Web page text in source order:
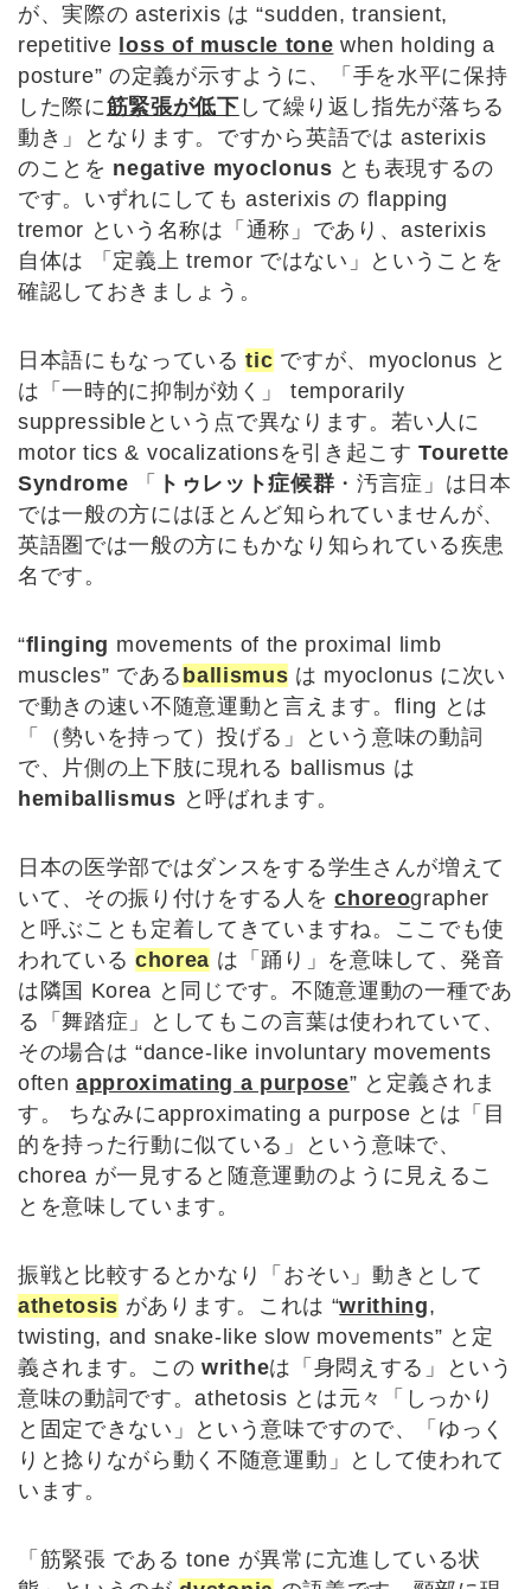
が、実際の asterixis は “sudden, transient,
repetitive loss of muscle tone when holding a
posture” の定義が示すように、「手を水平に保持
した際に筋緊張が低下 して繰り返し指先が落ちる
動き」となります。ですから英語では asterixis
のことを negative myoclonus とも表現するの
です。いずれにしても asterixis の flapping
tremor という名称は「通称」であり、asterixis
自体は 「定義上 tremor ではない」ということを
確認しておきましょう。
日本語にもなっているtic ですが、myoclonus と
は「一時的に抑制が効く」 temporarily
suppressibleという点で異なります。若い人に
motor tics & vocalizationsを引き起こすTourette
Syndrome 「 トゥレット症候群 ・汚言症」は日本
では一般の方にはほとんど知られていませんが、
英語圏では一般の方にもかなり知られている疾患
名です。
“flinging movements of the proximal limb
muscles” である ballismus は myoclonus に次い
で動きの速い不随意運動と言えます。fling とは
「（勢いを持って）投げる」という意味の動詞
で、片側の上下肢に現れる ballismus は
hemiballismus と呼ばれます。
日本の医学部ではダンスをする学生さんが増えて
いて、その振り付けをする人をchoreographer
と呼ぶことも定着してきていますね。ここでも使
われているchorea は「踊り」を意味して、発音
は隣国 Korea と同じです。不随意運動の一種であ
る「舞踏症」としてもこの言葉は使われていて、
その場合は “dance-like involuntary movements
oftenapproximating a purpose” と定義されま
す。 ちなみにapproximating a purpose とは「目
的を持った行動に似ている」という意味で、
chorea が一見すると随意運動のように見えるこ
とを意味しています。
振戦と比較するとかなり「おそい」動きとして
athetosis があります。これは “writhing,
twisting, and snake-like slow movements” と定
義されます。このwritheは「身悶えする」という
意味の動詞です。athetosis とは元々「しっかり
と固定できない」という意味ですので、「ゆっく
りと捻りながら動く不随意運動」として使われて
います。
「筋緊張 である tone が異常に亢進している状